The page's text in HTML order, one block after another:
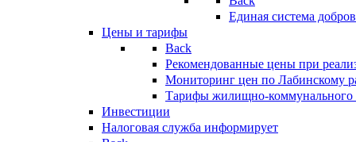
Единая система
Цены и тарифы
Back
Рекомендованные цены при
Мониторинг цен по Лабинскому
Тарифы жилищно-коммунального
Инвестиции
Налоговая служба информирует